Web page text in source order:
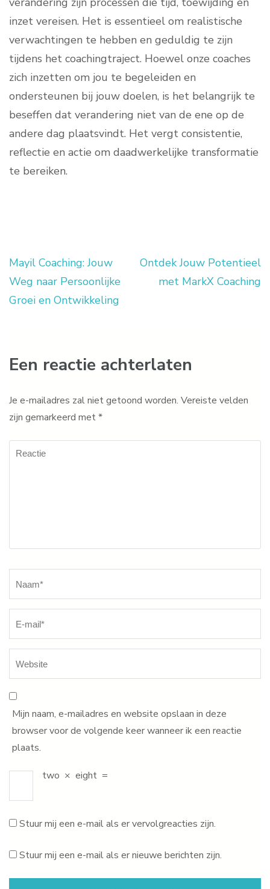
inzet vereisen. Het is essentieel om realistische
verwachtingen te hebben en geduldig te zijn
tijdens het coachingtraject. Hoewel onze coaches
zich inzetten om jou te begeleiden en
ondersteunen bij jouw doelen, is het belangrijk te
beseffen dat verandering niet van de ene op de
andere dag plaatsvindt. Het vergt consistentie,
reflectie en actie om daadwerkelijke transformatie
te bereiken.
Berichtnavigatie
Mayil Coaching: Jouw
Weg naar Persoonlijke
Groei en Ontwikkeling
Ontdek Jouw Potentieel
met MarkX Coaching
Een reactie achterlaten
Je e-mailadres zal niet getoond worden. Vereiste velden
zijn gemarkeerd met*
Reactie
Mijn naam, e-mailadres en website opslaan in deze
browser voor de volgende keer wanneer ik een reactie
plaats.
two × eight =
Stuur mij een e-mail als er vervolgreacties zijn.
Stuur mij een e-mail als er nieuwe berichten zijn.